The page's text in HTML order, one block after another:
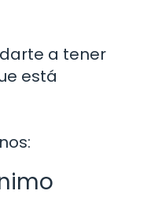
a tener
está